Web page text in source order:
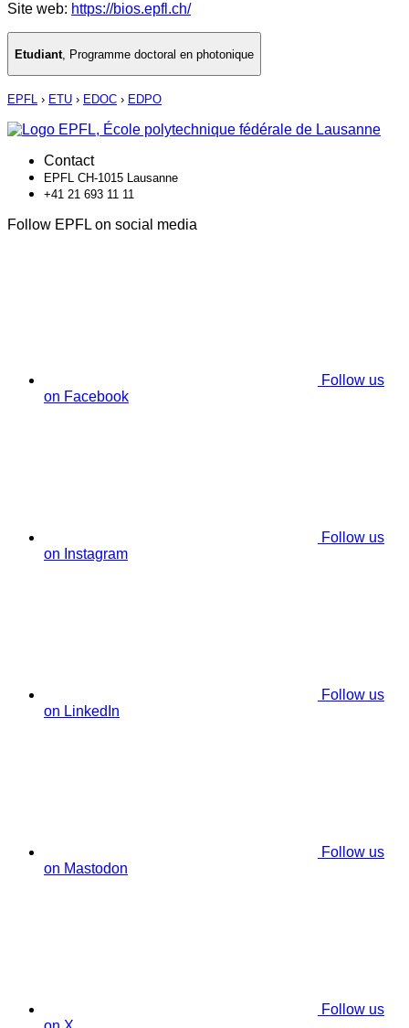
Site web: https://bios.epfl.ch/
Etudiant Programme doctoral en photonique
EPFL › ETU › EDOC › EDPO
Contact
EPFL CH-1015 Lausanne
+41 21 693 11 11
Follow EPFL on social media
Follow us
on Facebook
Follow us
on Instagram
Follow us
on LinkedIn
Follow us
on Mastodon
Follow us